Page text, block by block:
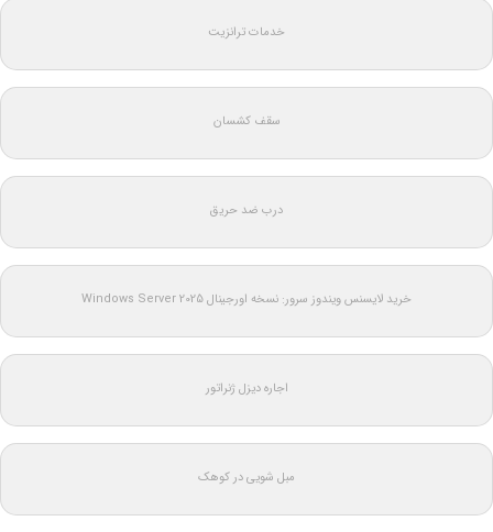
خدمات ترانزیت
سقف کشسان
درب ضد حریق
خرید لایسنس ویندوز سرور: نسخه اورجینال Windows Server 2025
اجاره دیزل ژنراتور
مبل شویی در کوهک